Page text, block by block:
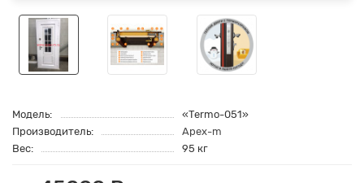
Модель:
«Termo-051»
Производитель:
Apex-m
Вес:
95 кг